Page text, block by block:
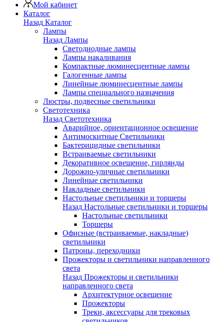
Мой кабинет
Каталог
Назад Каталог
Лампы
Назад Лампы
Светодиодные лампы
Лампы накаливания
Компактные люминесцентные лампы
Галогенные лампы
Линейные люминесцентные лампы
Лампы специального назначения
Люстры, подвесные светильники
Светотехника
Назад Светотехника
Аварийное, ориентационное освещение
Антимоскитные Светильники
Бактерицидные светильники
Встраиваемые светильники
Декоративное освещение, гирлянды
Дорожно-уличные светильники
Линейные светильники
Накладные светильники
Настольные светильники и торшеры
Назад Настольные светильники и торшеры
Настольные светильники
Торшеры
Офисные (встраиваемые, накладные)
светильники
Патроны, переходники
Прожекторы и светильники направленного
света
Назад Прожекторы и светильники
направленного света
Архитектурное освещение
Прожекторы
Треки, аксессуары для трековых